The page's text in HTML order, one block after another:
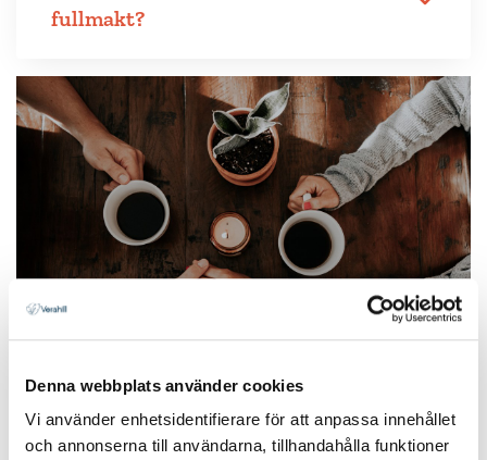
Denna webbplats använder cookies
Vi använder enhetsidentifierare för att anpassa innehållet
och annonserna till användarna, tillhandahålla funktioner
fullmakt?
Du kanske också behöver